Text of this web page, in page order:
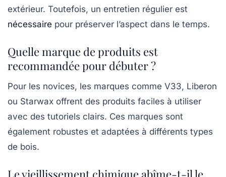
extérieur. Toutefois, un entretien régulier est
nécessaire pour préserver l’aspect dans le temps.
Quelle marque de produits est
recommandée pour débuter ?
Pour les novices, les marques comme V33, Liberon
ou Starwax offrent des produits faciles à utiliser
avec des tutoriels clairs. Ces marques sont
également robustes et adaptées à différents types
de bois.